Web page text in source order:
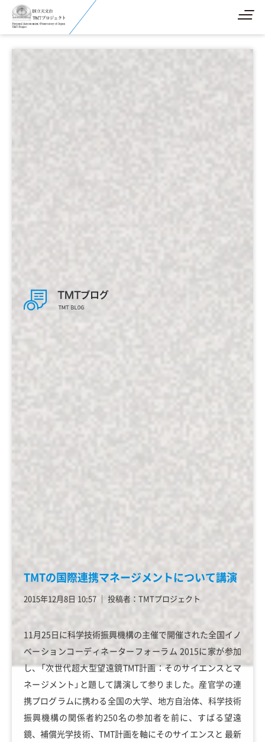
TMTの国際連携マネージメントについて講演
2015年12月8日 10:57 │ 投稿者：TMTプロジェクト
11月25日に科学技術振興機構の主催で開催された全国イノ
ベーションコーディネーターフォーラム 2015に家が参加
し、「次世代超大型望遠鏡TMT計画：そのサイエンスとマ
ネージメント」と題して講演して参りました。産官学の連
携プログラムに携わる全国の大学、地方自治体、科学技術
振興機構の関係者約250名の参加者を前に、すばる望遠
鏡、補償光学技術、TMT計画を軸にそのサイエンスと 最新